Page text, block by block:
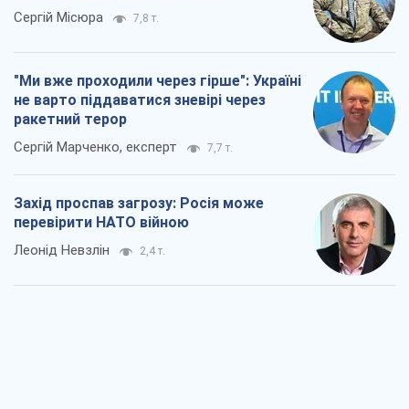
Сергій Місюра 7,8 т.
"Ми вже проходили через гірше": Україні
не варто піддаватися зневірі через
ракетний терор
Сергій Марченко, експерт 7,7 т.
Захід проспав загрозу: Росія може
перевірити НАТО війною
Леонід Невзлін 2,4 т.